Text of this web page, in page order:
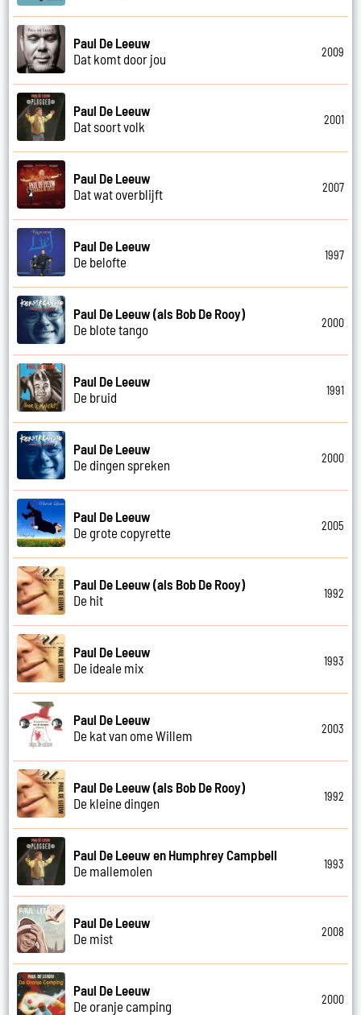
Paul De Leeuw
Dat komt door jou
2009
Paul De Leeuw
Dat soort volk
2001
Paul De Leeuw
Dat wat overblijft
2007
Paul De Leeuw
De belofte
1997
Paul De Leeuw (als Bob De Rooy)
De blote tango
2000
Paul De Leeuw
De bruid
1991
Paul De Leeuw
De dingen spreken
2000
Paul De Leeuw
De grote copyrette
2005
Paul De Leeuw (als Bob De Rooy)
De hit
1992
Paul De Leeuw
De ideale mix
1993
Paul De Leeuw
De kat van ome Willem
2003
Paul De Leeuw (als Bob De Rooy)
De kleine dingen
1992
Paul De Leeuw en Humphrey Campbell
De mallemolen
1993
Paul De Leeuw
De mist
2008
Paul De Leeuw
De oranje camping
2000